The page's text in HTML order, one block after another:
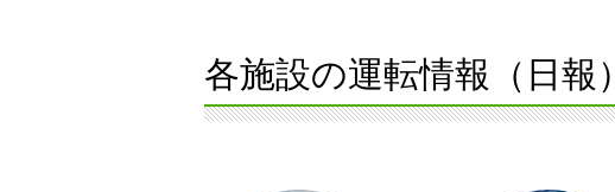
各施設の運転情報（日報）